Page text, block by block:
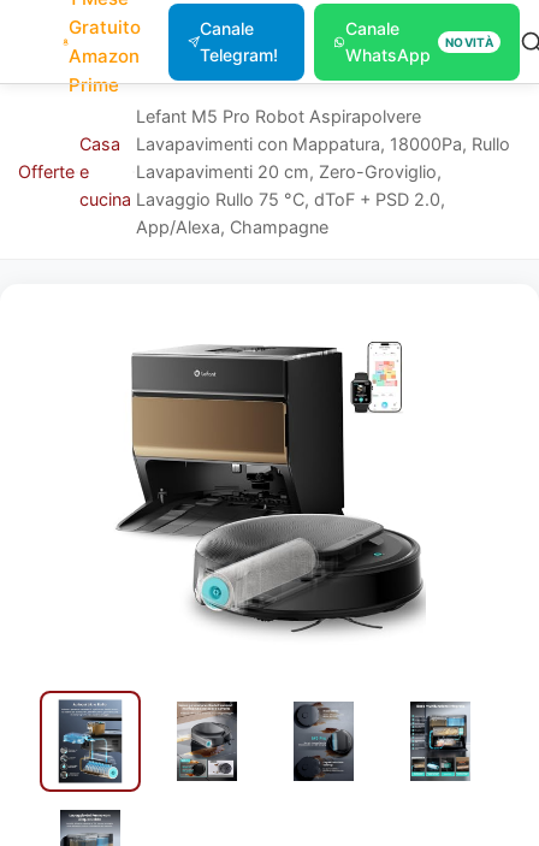
Gratuito
Amazon
Prime
Canale
Telegram!
Canale
WhatsApp
NOVITÀ
Offerte
Casa
e
cucina
Lefant M5 Pro Robot Aspirapolvere
Lavapavimenti con Mappatura, 18000Pa, Rullo
Lavapavimenti 20 cm, Zero-Groviglio,
Lavaggio Rullo 75 °C, dToF + PSD 2.0,
App/Alexa, Champagne